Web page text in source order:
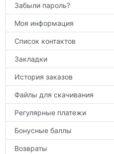
Забыли пароль?
Моя информация
Список контактов
Закладки
История заказов
Файлы для скачивания
Регулярные платежи
Бонусные баллы
Возвраты